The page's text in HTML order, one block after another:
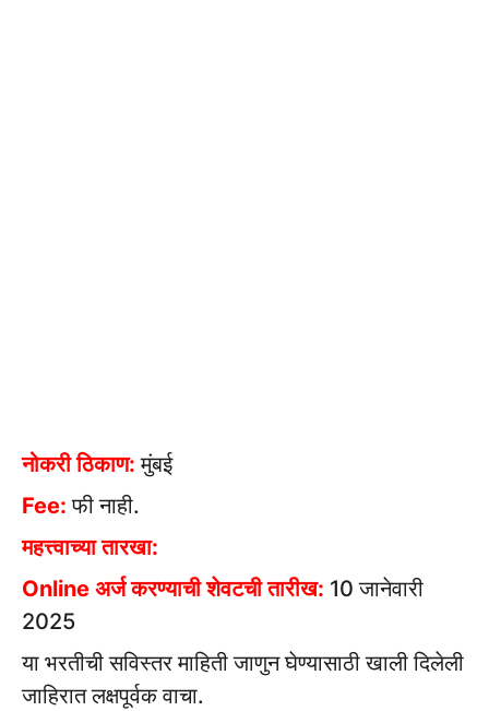
नोकरी ठिकाण: मुंबई
Fee: फी नाही.
महत्त्वाच्या तारखा:
Online अर्ज करण्याची शेवटची तारीख: 10 जानेवारी
2025
या भरतीची सविस्तर माहिती जाणुन घेण्यासाठी खाली दिलेली
जाहिरात लक्षपूर्वक वाचा.